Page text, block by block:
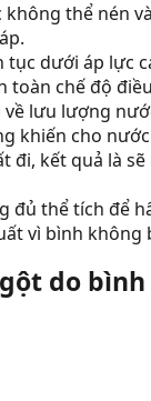
thể nén
tục dưới áp lực
chế độ
lưu lượng
khiến cho
đi, kết quả là
đủ thể tích để
vì bình không
do